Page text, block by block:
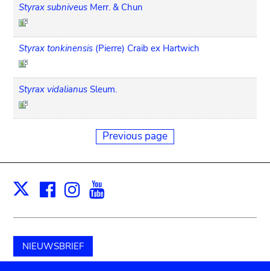
Styrax subniveus Merr. & Chun
Styrax tonkinensis (Pierre) Craib ex Hartwich
Styrax vidalianus Sleum.
Previous page
X Facebook
Instagram
NIEUWSBRIEF